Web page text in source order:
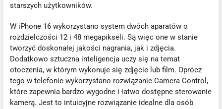
starszych użytkowników.
W iPhone 16 wykorzystano system dwóch aparatów o
rozdzielczości 12 i 48 megapikseli. Są więc one w stanie
tworzyć doskonałej jakości nagrania, jak i zdjęcia.
Dodatkowo sztuczna inteligencja uczy się na temat
otoczenia, w którym wykonuje się zdjęcie lub film. Oprócz
tego w telefonie wykorzystano rozwiązanie Camera Control,
które zapewnia bardzo wygodne i łatwo dostępne sterowanie
kamerą. Jest to intuicyjne rozwiązanie idealne dla osób